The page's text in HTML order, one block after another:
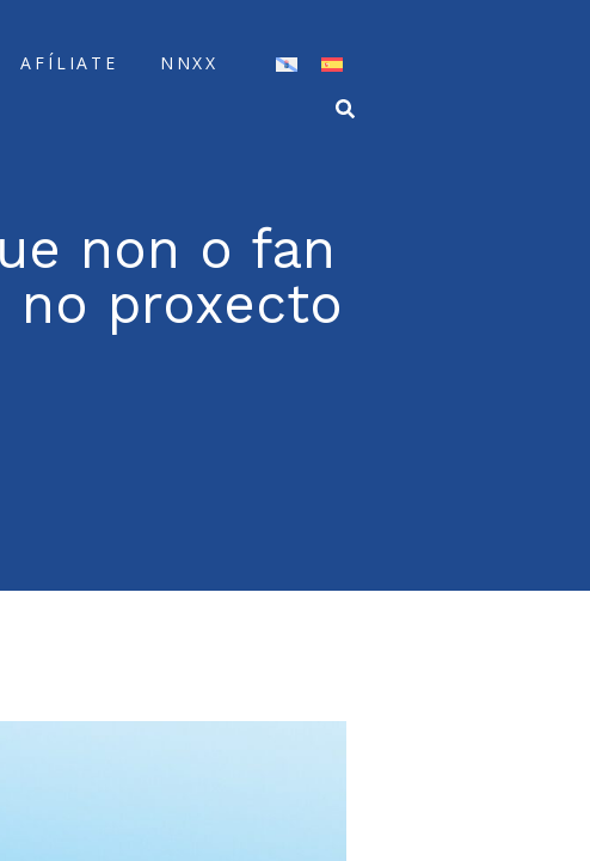
AFÍLIATE NNXX
non o fan
no proxecto